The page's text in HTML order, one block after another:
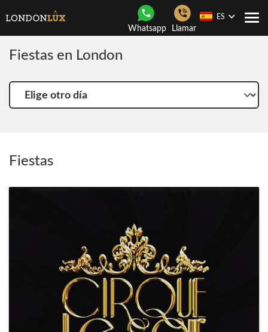
Whatsapp Llamar
ES
Fiestas en London
Elige
otro
Fiestas